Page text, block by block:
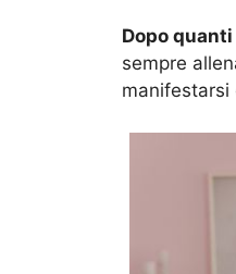
Dopo
sempre
manifestarsi